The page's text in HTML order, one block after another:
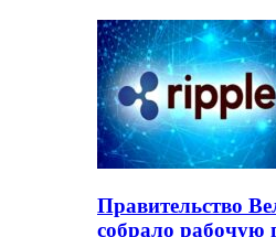
Правительство
собрало рабочую